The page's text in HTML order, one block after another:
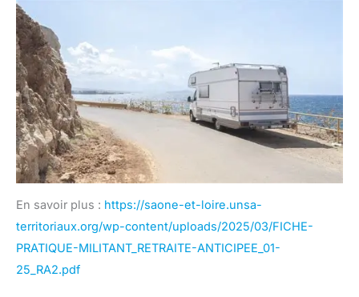
En savoir plus : https://saone-et-loire.unsa-
territoriaux.org/wp-content/uploads/2025/03/FICHE-
PRATIQUE-MILITANT_RETRAITE-ANTICIPEE_01-
25_RA2.pdf